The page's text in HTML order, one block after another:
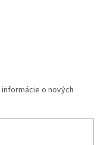
o nových